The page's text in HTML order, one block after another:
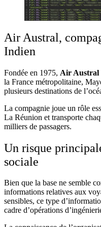
Air Austral,
Indien
Fondée en 1975, Air Austral
la France métropolitaine,
plusieurs destinations de
La compagnie joue un rôle
La Réunion et transporte
milliers de passagers.
Un risque
sociale
Bien que la base ne semble
informations relatives aux
sensibles, ce type
cadre d’opérations